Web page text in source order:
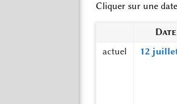
Cliquer sur une
actuel
12